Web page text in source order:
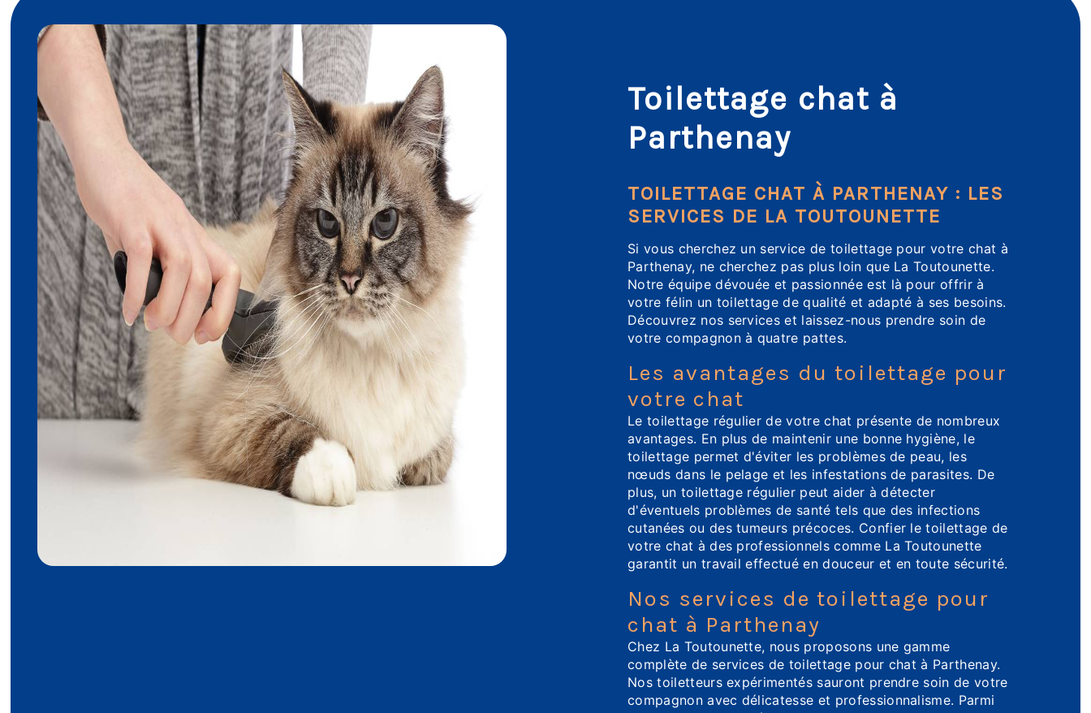
Toilettage chat à
Parthenay
TOILETTAGE CHAT À PARTHENAY : LES
SERVICES DE LA TOUTOUNETTE
Si vous cherchez un service de toilettage pour votre chat à
Parthenay, ne cherchez pas plus loin que La Toutounette.
Notre équipe dévouée et passionnée est là pour offrir à
votre félin un toilettage de qualité et adapté à ses besoins.
Découvrez nos services et laissez-nous prendre soin de
votre compagnon à quatre pattes.
Les avantages du toilettage pour
votre chat
Le toilettage régulier de votre chat présente de nombreux
avantages. En plus de maintenir une bonne hygiène, le
toilettage permet d'éviter les problèmes de peau, les
nœuds dans le pelage et les infestations de parasites. De
plus, un toilettage régulier peut aider à détecter
d'éventuels problèmes de santé tels que des infections
cutanées ou des tumeurs précoces. Confier le toilettage de
votre chat à des professionnels comme La Toutounette
garantit un travail effectué en douceur et en toute sécurité.
Nos services de toilettage pour
chat à Parthenay
Chez La Toutounette, nous proposons une gamme
complète de services de toilettage pour chat à Parthenay.
Nos toiletteurs expérimentés sauront prendre soin de votre
compagnon avec délicatesse et professionnalisme. Parmi